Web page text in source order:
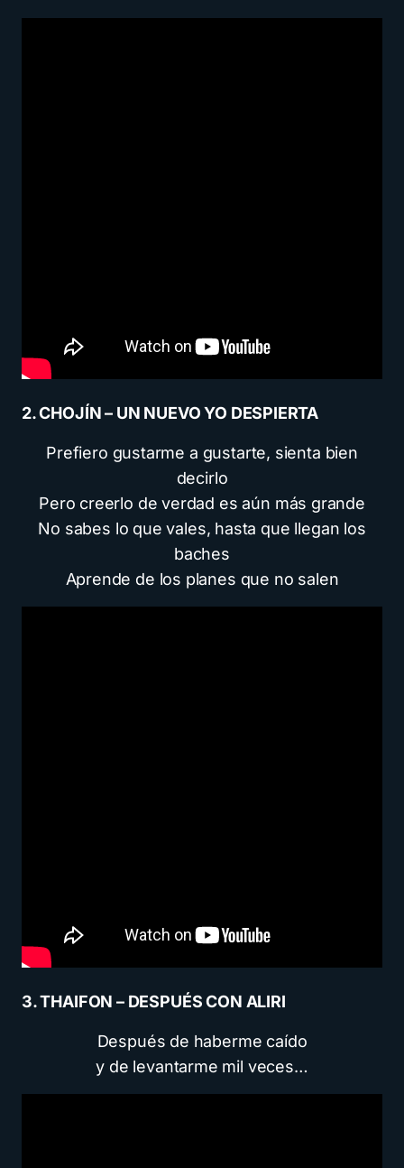
2. CHOJÍN – UN NUEVO YO DESPIERTA
Prefiero gustarme a gustarte, sienta bien
decirlo
Pero creerlo de verdad es aún más grande
No sabes lo que vales, hasta que llegan los
baches
Aprende de los planes que no salen
3. THAIFON – DESPUÉS CON ALIRI
Después de haberme caído
y de levantarme mil veces…